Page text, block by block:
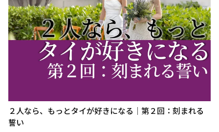
２人なら、もっとタイが好きになる｜第２回：刻まれる
誓い